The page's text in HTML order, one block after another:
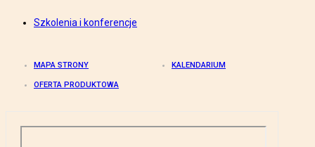
Szkolenia i konferencje
MAPA STRONY KALENDARIUM
OFERTA PRODUKTOWA